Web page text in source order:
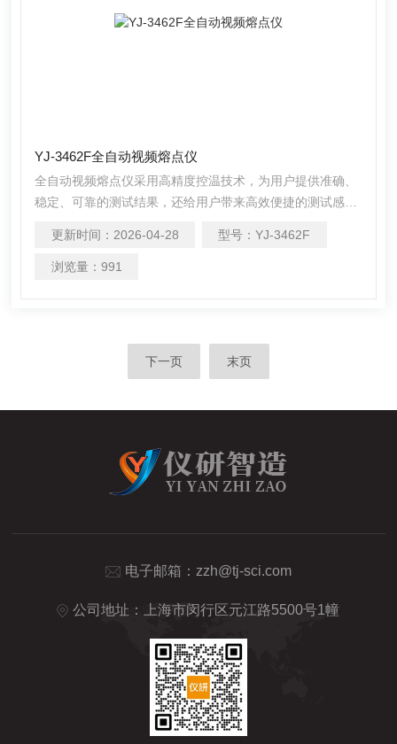
YJ-3462F全自动视频熔点仪
全自动视频熔点仪采用高精度控温技术，为用户提供准确、
稳定、可靠的测试结果，还给用户带来高效便捷的测试感
点和熔距。
更新时间： 2026-04-28 型号：YJ-3462F
浏览量： 991
下一页 末页
电子邮箱： zzh@tj-sci.com
公司地址：上海市闵行区元江路5500号1幢